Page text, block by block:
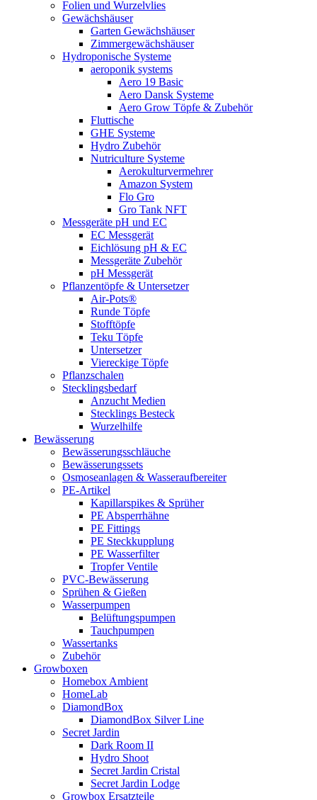
Folien und Wurzelvlies
Gewächshäuser
Garten Gewächshäuser
Zimmergewächshäuser
Hydroponische Systeme
aeroponik systems
Aero 19 Basic
Aero Dansk Systeme
Aero Grow Töpfe & Zubehör
Fluttische
GHE Systeme
Hydro Zubehör
Nutriculture Systeme
Aerokulturvermehrer
Amazon System
Flo Gro
Gro Tank NFT
Messgeräte pH und EC
EC Messgerät
Eichlösung pH & EC
Messgeräte Zubehör
pH Messgerät
Pflanzentöpfe & Untersetzer
Air-Pots®
Runde Töpfe
Stofftöpfe
Teku Töpfe
Untersetzer
Viereckige Töpfe
Pflanzschalen
Stecklingsbedarf
Anzucht Medien
Stecklings Besteck
Wurzelhilfe
Bewässerung
Bewässerungsschläuche
Bewässerungssets
Osmoseanlagen & Wasseraufbereiter
PE-Artikel
Kapillarspikes & Sprüher
PE Absperrhähne
PE Fittings
PE Steckkupplung
PE Wasserfilter
Tropfer Ventile
PVC-Bewässerung
Sprühen & Gießen
Wasserpumpen
Belüftungspumpen
Tauchpumpen
Wassertanks
Zubehör
Growboxen
Homebox Ambient
HomeLab
DiamondBox
DiamondBox Silver Line
Secret Jardin
Dark Room II
Hydro Shoot
Secret Jardin Cristal
Secret Jardin Lodge
Growbox Ersatzteile